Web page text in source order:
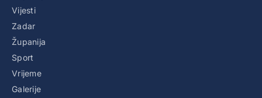
Vijesti
Zadar
Županija
Sport
Vrijeme
Galerije